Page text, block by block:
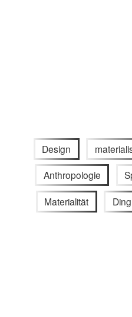
Design
Anthropologie
Materialität Ding